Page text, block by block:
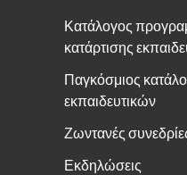
Κατάλογος
κατάρτισης
Παγκόσμιος
εκπαιδευτικών
Ζωντανές
Εκδηλώσεις